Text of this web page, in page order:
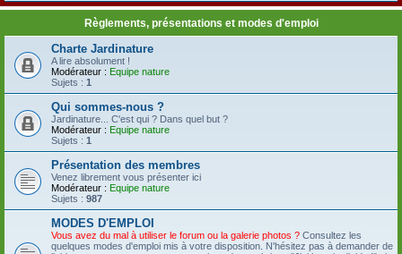
Règlements, présentations et modes d'emploi
Charte Jardinature
A lire absolument !
Modérateur : Equipe nature
Sujets : 1
Qui sommes-nous ?
Jardinature... C'est qui ? Dans quel but ?
Modérateur : Equipe nature
Sujets : 1
Présentation des membres
Venez librement vous présenter ici
Modérateur : Equipe nature
Sujets : 987
MODES D'EMPLOI
Vous avez du mal à utiliser le forum ou la galerie photos ? Consultez les
quelques modes d'emploi mis à votre disposition. N'hésitez pas à demander de